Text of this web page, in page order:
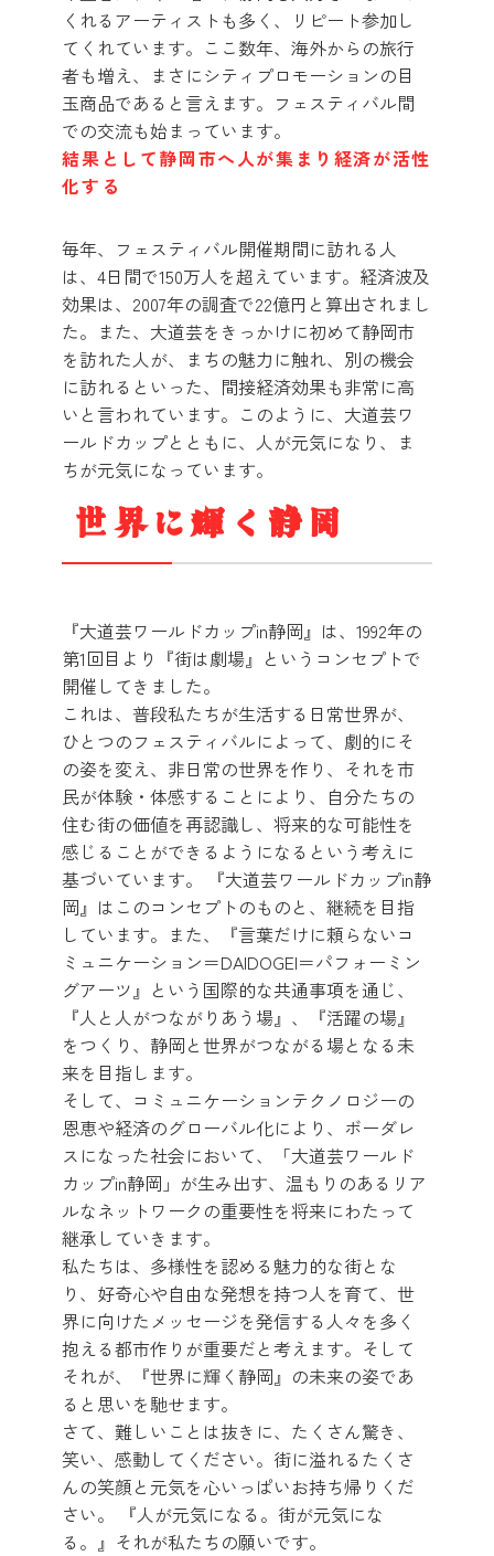
くれるアーティストも多く、リピート参加し
てくれています。ここ数年、海外からの旅行
者も増え、まさにシティプロモーションの目
玉商品であると言えます。フェスティバル間
での交流も始まっています。
結果として静岡市へ人が集まり経済が活性
化する
毎年、フェスティバル開催期間に訪れる人
は、4日間で150万人を超えています。経済波及
効果は、2007年の調査で22億円と算出されまし
た。また、大道芸をきっかけに初めて静岡市
を訪れた人が、まちの魅力に触れ、別の機会
に訪れるといった、間接経済効果も非常に高
いと言われています。このように、大道芸ワ
ールドカップとともに、人が元気になり、ま
ちが元気になっています。
世界に輝く静岡
『大道芸ワールドカップin静岡』は、1992年の
第1回目より『街は劇場』というコンセプトで
開催してきました。
これは、普段私たちが生活する日常世界が、
ひとつのフェスティバルによって、劇的にそ
の姿を変え、非日常の世界を作り、それを市
民が体験・体感することにより、自分たちの
住む街の価値を再認識し、将来的な可能性を
感じることができるようになるという考えに
基づいています。 『大道芸ワールドカップin静
岡』はこのコンセプトのものと、継続を目指
しています。また、『言葉だけに頼らないコ
ミュニケーション＝DAIDOGEI＝パフォーミン
グアーツ』という国際的な共通事項を通じ、
『人と人がつながりあう場』、『活躍の場』
をつくり、静岡と世界がつながる場となる未
来を目指します。
そして、コミュニケーションテクノロジーの
恩恵や経済のグローバル化により、ボーダレ
スになった社会において、「大道芸ワールド
カップin静岡」が生み出す、温もりのあるリア
ルなネットワークの重要性を将来にわたって
継承していきます。
私たちは、多様性を認める魅力的な街とな
り、好奇心や自由な発想を持つ人を育て、世
界に向けたメッセージを発信する人々を多く
抱える都市作りが重要だと考えます。そして
それが、『世界に輝く静岡』の未来の姿であ
ると思いを馳せます。
さて、難しいことは抜きに、たくさん驚き、
笑い、感動してください。街に溢れるたくさ
んの笑顔と元気を心いっぱいお持ち帰りくだ
さい。 『人が元気になる。街が元気にな
る。』それが私たちの願いです。